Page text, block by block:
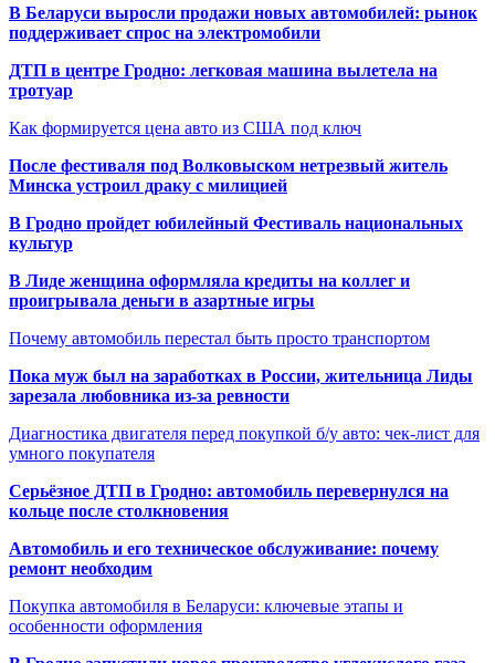
В Беларуси выросли продажи новых автомобилей: рынок
поддерживает спрос на электромобили
ДТП в центре Гродно: легковая машина вылетела на
тротуар
Как формируется цена авто из США под ключ
После фестиваля под Волковыском нетрезвый житель
Минска устроил драку с милицией
В Гродно пройдет юбилейный Фестиваль национальных
культур
В Лиде женщина оформляла кредиты на коллег и
проигрывала деньги в азартные игры
Почему автомобиль перестал быть просто транспортом
Пока муж был на заработках в России, жительница Лиды
зарезала любовника из-за ревности
Диагностика двигателя перед покупкой б/у авто: чек-лист для
умного покупателя
Серьёзное ДТП в Гродно: автомобиль перевернулся на
кольце после столкновения
Автомобиль и его техническое обслуживание: почему
ремонт необходим
Покупка автомобиля в Беларуси: ключевые этапы и
особенности оформления